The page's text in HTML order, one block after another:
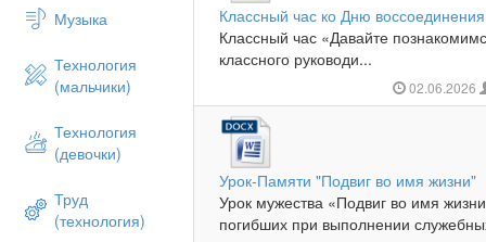
Музыка
Технология
(мальчики)
Технология
(девочки)
Труд
(технология)
Классный час ко Дню
Классный час «Давайте
классного руководи...
02.06.2026
Урок-Памяти "Подвиг во имя жизни"
Урок мужества «Подвиг во имя
погибших при выполнении